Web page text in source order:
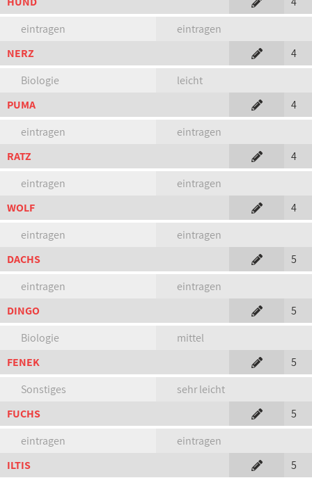
eintragen
eintragen
NERZ
4
Biologie
leicht
PUMA
4
eintragen
eintragen
RATZ
4
eintragen
eintragen
WOLF
4
eintragen
eintragen
DACHS
5
eintragen
eintragen
DINGO
5
Biologie
mittel
FENEK
5
Sonstiges
sehr leicht
FUCHS
5
eintragen
eintragen
ILTIS
5